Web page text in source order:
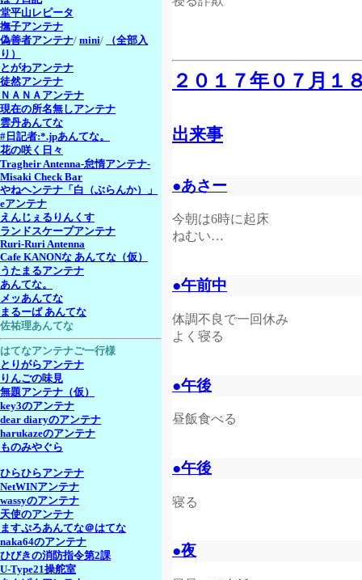
２０１７年０７月１
出来事
●あさー
今朝は6時に起床
ねむい…
●午前中
体調不良で一回休み
よく寝る
●午後
昼飯食べる
●午後
寝る
●夜
堂平山レピータ
撫子アンテナ
偽善者アンテナ/ mini/
（全部入
り）
とがわアンテナ
徒然アンテナ
ＮＡＮＡアンテナ
現在の所名無しアンテナ
雲丹あんてな
#日記者:*.jpあんてな。
花の咲く日々
Tragheir Antenna-怠惰アンテナ-
Misaki Check Bar
やねヘンテナ「白（ぶらんか）」
eアンテナ
えんじぇるりんくす
ランドスケープアンテナ
Ruri-Ruri Antenna
Cafe KANONな あんてな（仮）
うたまるアンテナ
あんてな。
メッあんてな
まるーば あんてな
佐祐理あんてな
はてなアンテナご一行様
とりがらアンテナ
りんごの味見
無題アンテナ（仮）
key3のアンテナ
dear diaryのアンテナ
harukazeのアンテナ
ものみやぐら
ひらひらアンテナ
NetWINアンテナ
wassyのアンテナ
天使のアンテナ
ますぷろあんてな＠はてな
naka64のアンテナ
ひびきの消防指令第2課
U-Type21操舵室